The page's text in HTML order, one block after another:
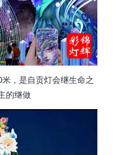
，是自贡灯会继生命之
的继做